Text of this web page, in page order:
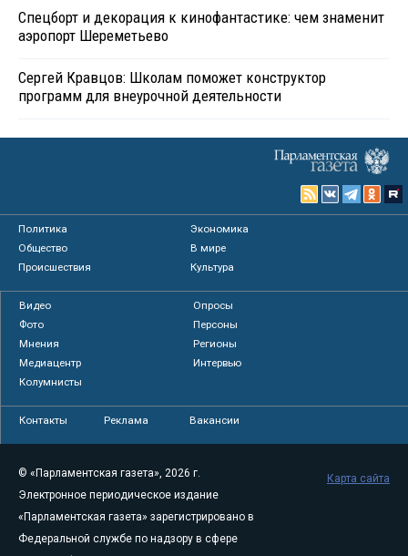
Спецборт и декорация к кинофантастике: чем знаменит
аэропорт Шереметьево
Сергей Кравцов: Школам поможет конструктор
программ для внеурочной деятельности
Политика
Экономика
Общество
В мире
Происшествия
Культура
Видео
Опросы
Фото
Персоны
Мнения
Регионы
Медиацентр
Интервью
Колумнисты
Контакты Реклама Вакансии
© «Парламентская газета», 2026 г.
Электронное периодическое издание
«Парламентская газета» зарегистрировано в
Федеральной службе по надзору в сфере
Карта сайта